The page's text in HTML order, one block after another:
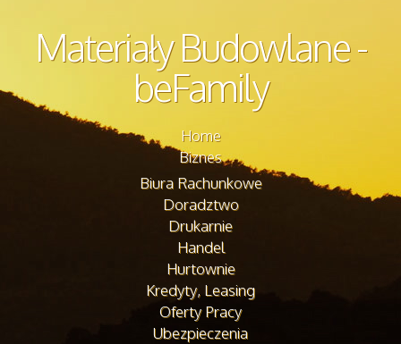
Materiały Budowlane -
beFamily
Home
Biznes
Biura Rachunkowe
Doradztwo
Drukarnie
Handel
Hurtownie
Kredyty, Leasing
Oferty Pracy
Ubezpieczenia